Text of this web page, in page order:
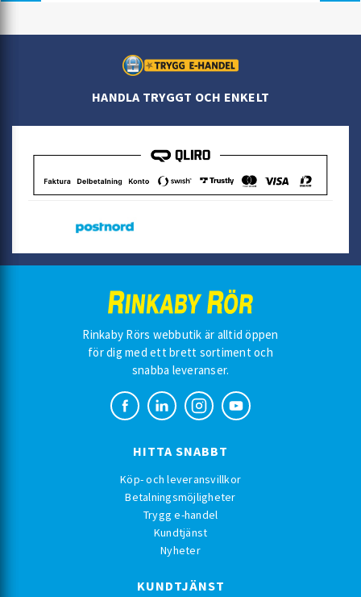
HANDLA TRYGGT OCH ENKELT
Rinkaby Rörs webbutik är alltid öppen
för dig med ett brett sortiment och
snabba leveranser.
HITTA SNABBT
Köp- och leveransvillkor
Betalningsmöjligheter
Trygg e-handel
Kundtjänst
Nyheter
KUNDTJÄNST